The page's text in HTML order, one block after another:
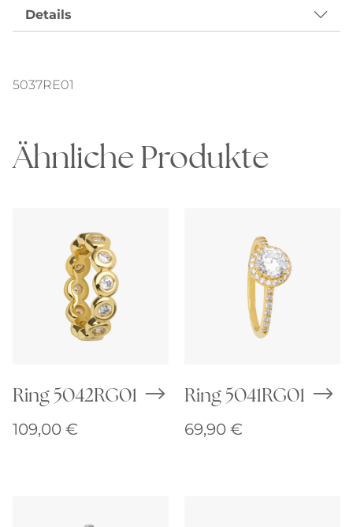
Details
5037RE01
Ähnliche Produkte
Ring 5042RG01
109,00 €
Ring 5041RG01
69,90 €